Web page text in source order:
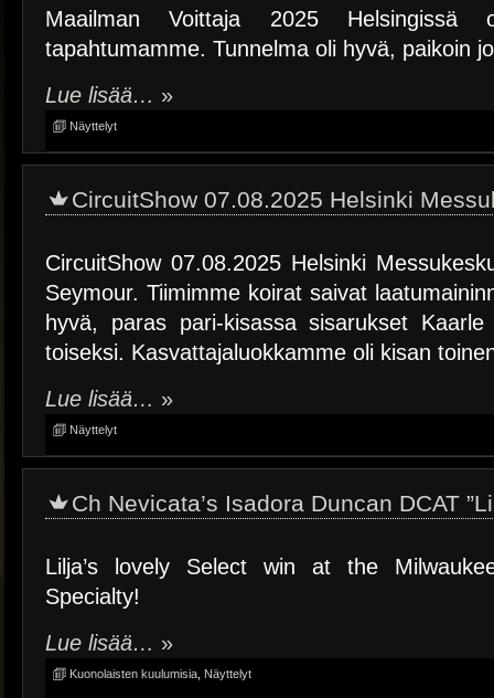
Maailman Voittaja 2025 Helsingissä
tapahtumamme. Tunnelma oli hyvä, paikoin
Lue lisää… »
Näyttelyt
CircuitShow 07.08.2025 Helsinki
CircuitShow 07.08.2025 Helsinki
Seymour. Tiimimme koirat saivat
hyvä, paras pari-kisassa sisarukset
toiseksi. Kasvattajaluokkamme oli kisan
Lue lisää… »
Näyttelyt
Ch Nevicata’s Isadora Duncan DCAT
Lilja’s lovely Select win at the
Specialty!
Lue lisää… »
Kuonolaisten kuulumisia Näyttelyt